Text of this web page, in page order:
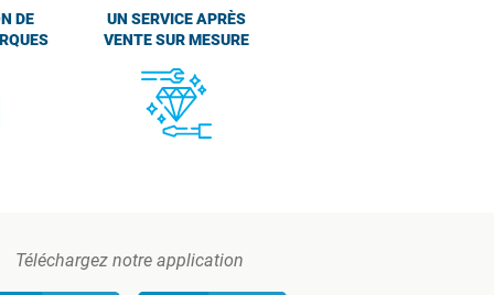
DE
UN SERVICE APRÈS
VENTE SUR MESURE
Téléchargez notre application